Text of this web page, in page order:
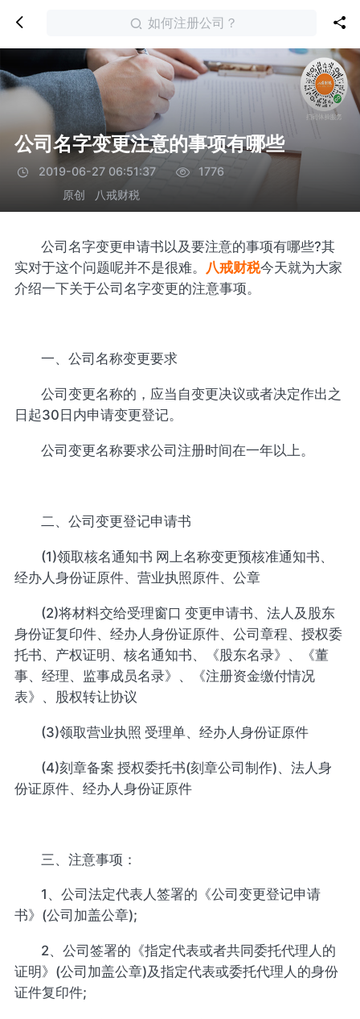
如何注册公司？
公司名字变更注意的事项有哪些
2019-06-27 06:51:37
1776
原创
八戒财税
公司名字变更申请书以及要注意的事项有哪些?其
实对于这个问题呢并不是很难。
八戒财税今天就为大家
介绍一下关于公司名字变更的注意事项。
一、公司名称变更要求
公司变更名称的，应当自变更决议或者决定作出之
日起30日内申请变更登记。
公司变更名称要求公司注册时间在一年以上。
二、公司变更登记申请书
(1)领取核名通知书 网上名称变更预核准通知书、
经办人身份证原件、营业执照原件、公章
(2)将材料交给受理窗口 变更申请书、法人及股东
身份证复印件、经办人身份证原件、公司章程、授权委
托书、产权证明、核名通知书、《股东名录》、《董
事、经理、监事成员名录》、《注册资金缴付情况
表》、股权转让协议
(3)领取营业执照 受理单、经办人身份证原件
(4)刻章备案 授权委托书(刻章公司制作)、法人身
份证原件、经办人身份证原件
三、注意事项：
1、公司法定代表人签署的《公司变更登记申请
书》(公司加盖公章);
2、公司签署的《指定代表或者共同委托代理人的
证明》(公司加盖公章)及指定代表或委托代理人的身份
证件复印件;